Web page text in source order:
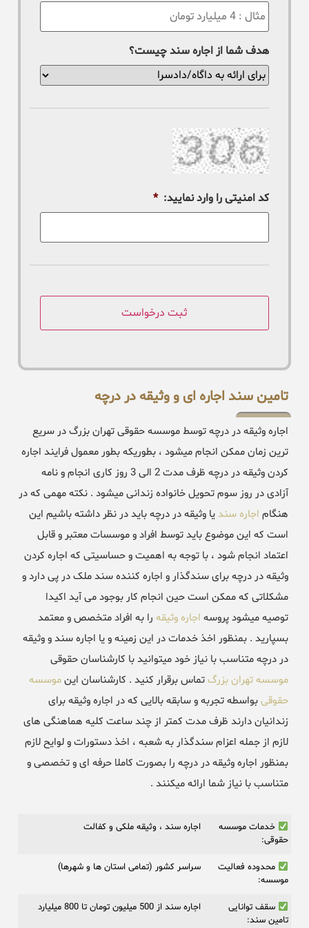
هدف شما از اجاره سند چیست؟
کد امنیتی را وارد نمایید: *
تامین سند اجاره ای و وثیقه در درچه
اجاره وثیقه در درچه توسط موسسه حقوقی تهران بزرگ در سریع
ترین زمان ممکن انجام میشود ، بطوریکه بطور معمول فرایند اجاره
کردن وثیقه در درچه ظرف مدت 2 الی 3 روز کاری انجام و نامه
آزادی در روز سوم تحویل خانواده زندانی میشود . نکته مهمی که در
هنگام اجاره سندیا وثیقه در درچه باید در نظر داشته باشیم این
است که این موضوع باید توسط افراد و موسسات معتبر و قابل
اعتماد انجام شود ، با توجه به اهمیت و حساسیتی که اجاره کردن
وثیقه در درچه برای سندگذار و اجاره کننده سند ملک در پی دارد و
مشکلاتی که ممکن است حین انجام کار بوجود می آید اکیدا
توصیه میشود پروسه اجاره وثیقه را به افراد متخصص و معتمد
بسپارید . بمنظور اخذ خدمات در این زمینه و یا اجاره سند و وثیقه
در درچه متناسب با نیاز خود میتوانید با کارشناسان حقوقی
موسسه تهران بزرگتماس برقرار کنید . کارشناسان اینموسسه
حقوقیبواسطه تجربه و سابقه بالایی که در اجاره وثیقه برای
زندانیان دارند ظرف مدت کمتر از چند ساعت کلیه هماهنگی های
لازم از جمله اعزام سندگذار به شعبه ، اخذ دستورات و لوایح لازم
بمنظور اجاره وثیقه در درچه را بصورت کاملا حرفه ای و تخصصی و
متناسب با نیاز شما ارائه میکنند .
خدمات موسسه
حقوقی:
اجاره سند ، وثیقه ملکی و کفالت
محدوده فعالیت
موسسه:
سراسر کشور (تمامی استان ها و شهرها)
سقف توانایی
تامین سند:
اجاره سند از 500 میلیون تومان تا 800 میلیارد